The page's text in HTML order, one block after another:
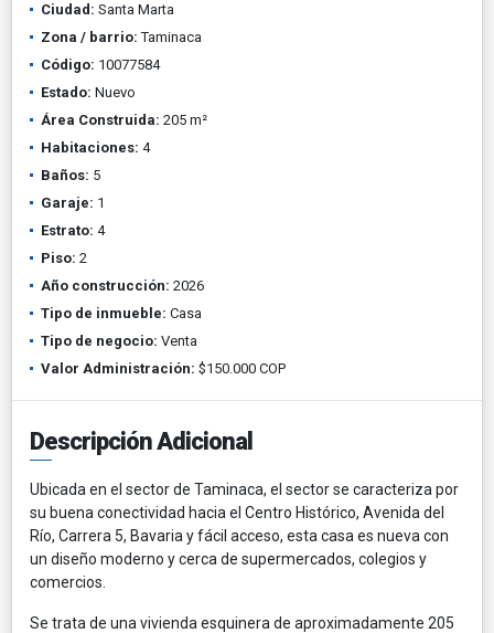
Ciudad: Santa Marta
Zona / barrio: Taminaca
Código: 10077584
Estado: Nuevo
Área Construida: 205 m²
Habitaciones: 4
Baños: 5
Garaje: 1
Estrato: 4
Piso: 2
Año construcción: 2026
Tipo de inmueble: Casa
Tipo de negocio: Venta
Valor Administración: $150.000 COP
Descripción Adicional
Ubicada en el sector de Taminaca, el sector se caracteriza por
su buena conectividad hacia el Centro Histórico, Avenida del
Río, Carrera 5, Bavaria y fácil acceso, esta casa es nueva con
un diseño moderno y cerca de supermercados, colegios y
comercios.
Se trata de una vivienda esquinera de aproximadamente 205